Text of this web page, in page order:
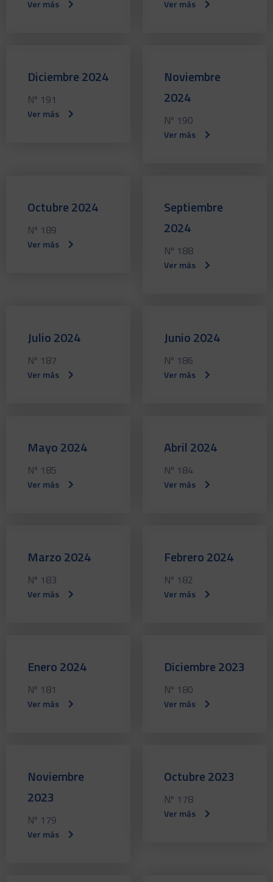
Ver más Ver más
Diciembre 2024
Nº 191
Ver más
Noviembre
2024
Nº 190
Ver más
Octubre 2024
Nº 189
Ver más
Septiembre
2024
Nº 188
Ver más
Julio 2024
Nº 187
Ver más
Junio 2024
Nº 186
Ver más
Mayo 2024
Nº 185
Ver más
Abril 2024
Nº 184
Ver más
Marzo 2024
Nº 183
Ver más
Febrero 2024
Nº 182
Ver más
Enero 2024
Nº 181
Ver más
Diciembre 2023
Nº 180
Ver más
Noviembre
2023
Nº 179
Ver más
Octubre 2023
Nº 178
Ver más